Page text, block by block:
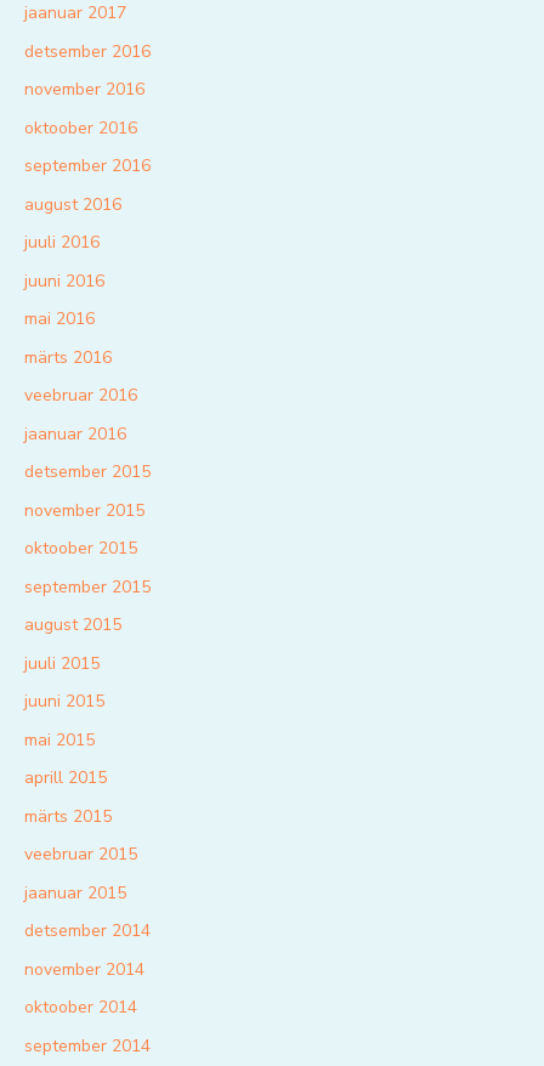
jaanuar 2017
detsember 2016
november 2016
oktoober 2016
september 2016
august 2016
juuli 2016
juuni 2016
mai 2016
märts 2016
veebruar 2016
jaanuar 2016
detsember 2015
november 2015
oktoober 2015
september 2015
august 2015
juuli 2015
juuni 2015
mai 2015
aprill 2015
märts 2015
veebruar 2015
jaanuar 2015
detsember 2014
november 2014
oktoober 2014
september 2014